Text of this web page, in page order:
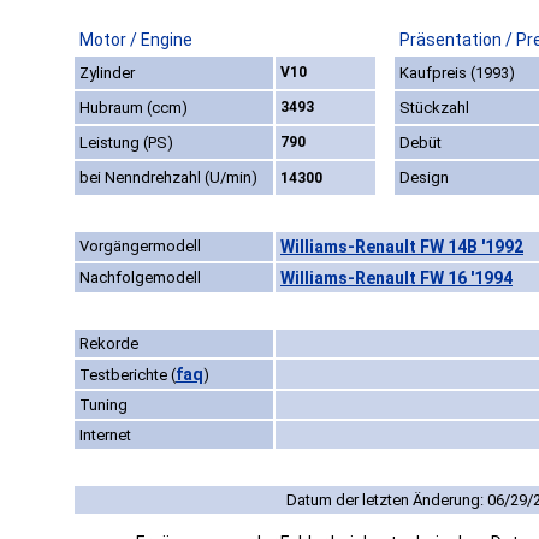
Motor / Engine Präsentation /
Zylinder V10
Kaufpreis (1993)
Hubraum (ccm)
3493
Stückzahl
Leistung (PS)
790
Debüt
bei Nenndrehzahl (U/min)
14300 Design
Vorgängermodell Williams-Renault FW 14B '1992
Nachfolgemodell Williams-Renault FW 16 '1994
Rekorde
Testberichte (faq)
Tuning
Internet
Datum der letzten Änderung: 06/29/